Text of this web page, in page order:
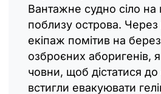
Вантажне судно сіло
поблизу острова. Через
екіпаж помітив на
озброєних аборигенів,
човни, щоб дістатися
встигли евакуювати